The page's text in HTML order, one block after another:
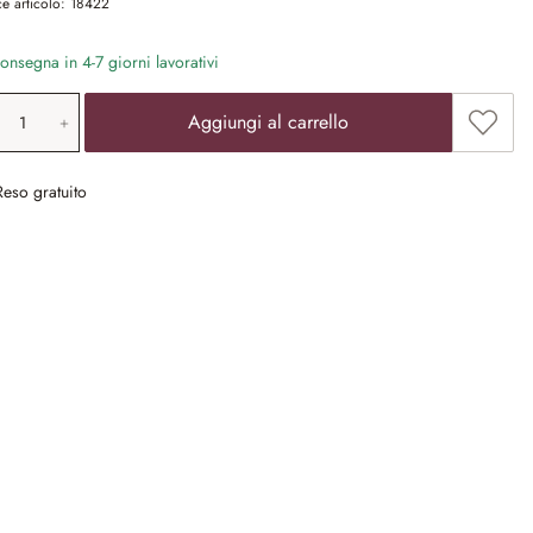
in 4-7 giorni lavorativi
prodotto: inserisci il valore
Aggiungi al carrello
gratuito